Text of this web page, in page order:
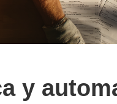
y